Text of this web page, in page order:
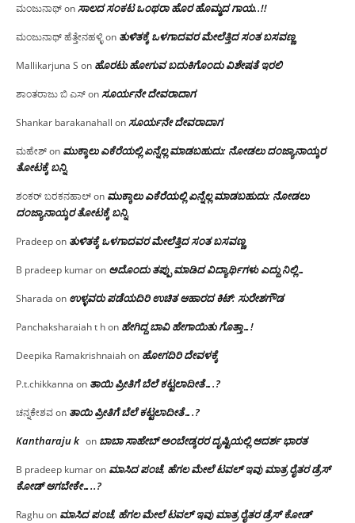
ಮಂಜುನಾಥ್onಸಾಲದ ಸಂಕಟ ಒಂಥರಾ ಹೊರ ಹೊಮ್ಮದ ಗಾಯ..!!
ಮಂಜುನಾಥ್ ಹೆತ್ತೇನಹಳ್ಳಿon ತುಳಿತಕ್ಕೆ ಒಳಗಾದವರ ಮೇಲೆತ್ತಿದ ಸಂತ ಬಸವಣ್ಣ
Mallikarjuna S on ಹೊರಟು ಹೋಗುವ ಬದುಕಿಗೊಂದು ವಿಶೇಷತೆ ಇರಲಿ
ಶಾಂತರಾಜು ಬಿ ಎಸ್onಸೂರ್ಯನೇ ದೇವರಾದಾಗ
Shankar barakanahall onಸೂರ್ಯನೇ ದೇವರಾದಾಗ
ಮಹೇಶ್on ಮುಕ್ಕಾಲು ಎಕೆರೆಯಲ್ಲಿ ಏನ್ನೆಲ್ಲ‌ ಮಾಡಬಹುದು: ನೋಡಲು ದಂಜ್ಯಾನಾಯ್ಕರ
ತೋಟಕ್ಕೆ ಬನ್ನಿ
ಶಂಕರ್ ಬರಕನಹಾಲ್on ಮುಕ್ಕಾಲು ಎಕೆರೆಯಲ್ಲಿ ಏನ್ನೆಲ್ಲ‌ ಮಾಡಬಹುದು: ನೋಡಲು
ದಂಜ್ಯಾನಾಯ್ಕರ ತೋಟಕ್ಕೆ ಬನ್ನಿ
Pradeepon ತುಳಿತಕ್ಕೆ ಒಳಗಾದವರ ಮೇಲೆತ್ತಿದ ಸಂತ ಬಸವಣ್ಣ
B pradeep kumaron ಅದೊಂದು ತಪ್ಪು ಮಾಡಿದ ವಿದ್ಯಾರ್ಥಿಗಳು ಎದ್ದು ನಿಲ್ಲಿ…
Sharada on ಉಳ್ಳವರು ಪಡೆಯದಿರಿ ಉಚಿತ ಆಹಾರದ ಕಿಟ್: ಸುರೇಶಗೌಡ
Panchaksharaiah t hon ಹೇಗಿದ್ದ ಬಾವಿ ಹೇಗಾಯಿತು ಗೊತ್ತಾ…!
Deepika Ramakrishnaiahon ಹೋಗದಿರಿ ದೇವಳಕ್ಕೆ
P.t.chikkanna on ತಾಯಿ ಪ್ರೀತಿಗೆ ಬೆಲೆ ಕಟ್ಟಲಾದೀತೆ….?
ಚನ್ನಕೇಶವon ತಾಯಿ ಪ್ರೀತಿಗೆ ಬೆಲೆ ಕಟ್ಟಲಾದೀತೆ….?
Kantharaju k on ಬಾಬಾ ಸಾಹೇಬ್ ಅಂಬೇಡ್ಕರರ ದೃಷ್ಟಿಯಲ್ಲಿ ಆದರ್ಶ ಭಾರತ
B pradeep kumaron ಮಾಸಿದ ಪಂಚೆ, ಹೆಗಲ ಮೇಲೆ ಟವಲ್‌ ಇವು ಮಾತ್ರ ರೈತರ ಡ್ರೆಸ್‌
ಕೋಡ್ ಆಗಬೇಕೇ…..?‌
Raghuon ಮಾಸಿದ ಪಂಚೆ, ಹೆಗಲ ಮೇಲೆ ಟವಲ್‌ ಇವು ಮಾತ್ರ ರೈತರ ಡ್ರೆಸ್‌ ಕೋಡ್